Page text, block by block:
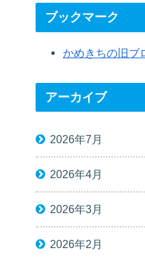
ブックマーク
かめきちの旧ブ
アーカイブ
2026年7月
2026年4月
2026年3月
2026年2月